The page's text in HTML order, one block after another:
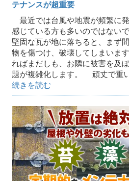
テナンスが超重要
最近では台風や地震が頻繁に
感じている方も多いのではない
堅固な瓦が地に落ちると、まず
物を傷つけ、破壊してしまいま
ればまだしも、お隣に被害を及
題が複雑化します。 頑丈で重
続きを読む